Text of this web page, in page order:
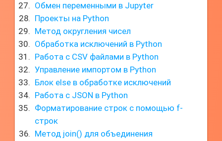
Обмен переменными в Jupyter
Проекты на Python
Метод округления чисел
Обработка исключений в Python
Работа с CSV файлами в Python
Управление импортом в Python
Блок else в обработке исключений
Работа с JSON в Python
Форматирование строк с помощью f-
строк
Метод join() для объединения